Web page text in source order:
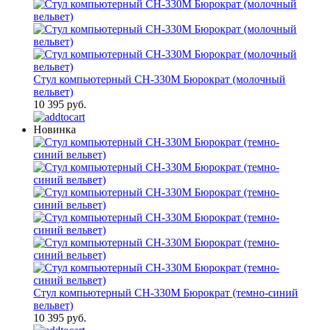
Стул компьютерный CH-330M Бюрократ (молочный
вельвет)
10 395 руб.
Новинка
Стул компьютерный CH-330M Бюрократ (темно-синий
вельвет)
10 395 руб.